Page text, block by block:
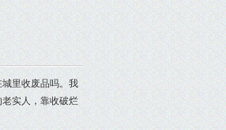
里收废品吗。我
实人，靠收破烂